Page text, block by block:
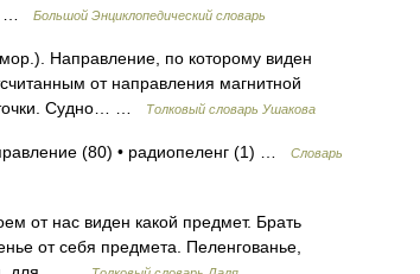
…
Большой Энциклопедический словарь
Направление, по которому виден
от направления магнитной
точки. Судно… …
Толковый словарь Ушакова
(80) • радиопеленг (1) …
Словарь
от нас виден какой предмет. Брать
от себя предмета. Пеленгованье,